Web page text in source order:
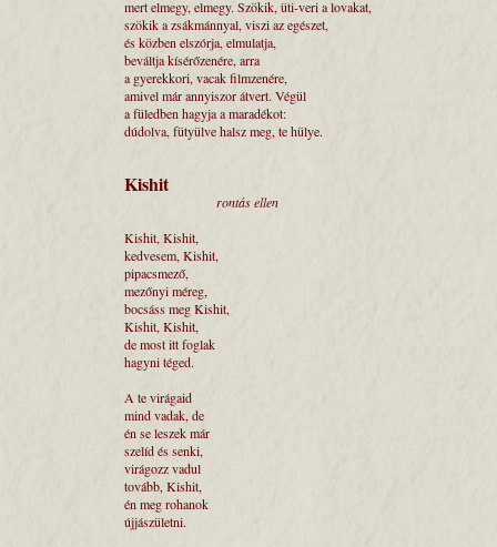
mert elmegy, elmegy. Szökik, üti-veri a lovakat,
szökik a zsákmánnyal, viszi az egészet,
és közben elszórja, elmulatja,
beváltja kísérőzenére, arra
a gyerekkori, vacak filmzenére,
amivel már annyiszor átvert. Végül
a füledben hagyja a maradékot:
dúdolva, fütyülve halsz meg, te hülye.
Kishit
rontás ellen
Kishit, Kishit,
kedvesem, Kishit,
pipacsmező,
mezőnyi méreg,
bocsáss meg Kishit,
Kishit, Kishit,
de most itt foglak
hagyni téged.
A te virágaid
mind vadak, de
én se leszek már
szelíd és senki,
virágozz vadul
tovább, Kishit,
én meg rohanok
újjászületni.